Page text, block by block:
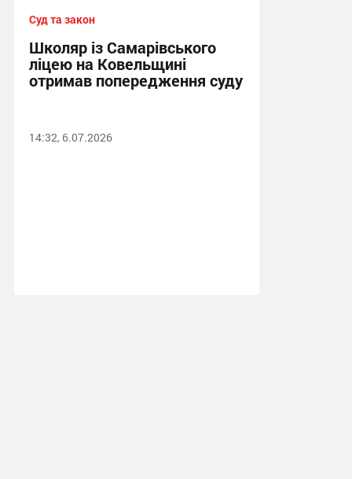
Суд та закон
Школяр із Самарівського
ліцею на Ковельщині
отримав попередження суду
14:32, 6.07.2026